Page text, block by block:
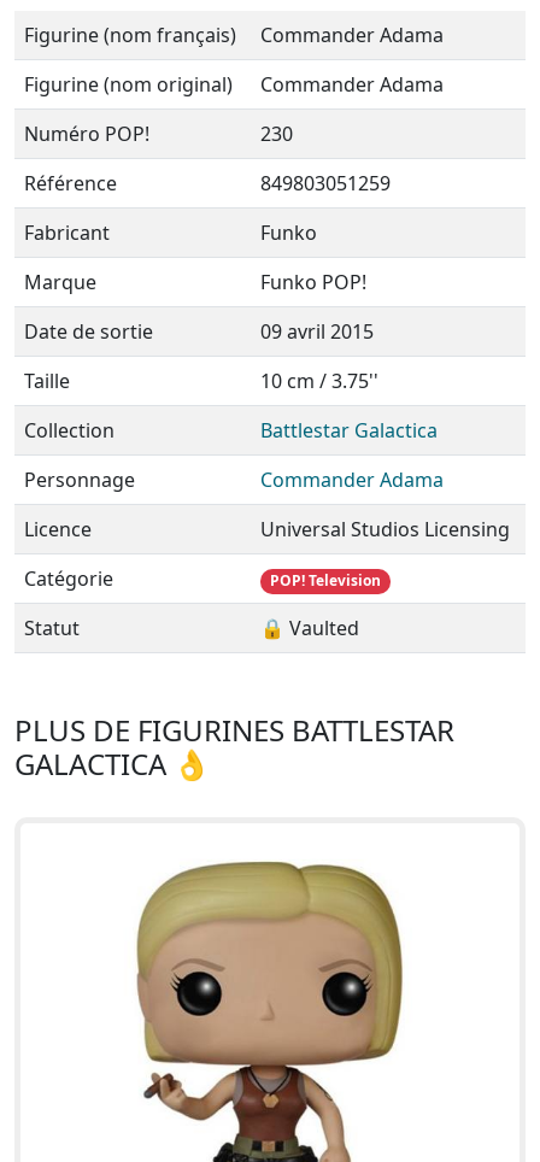
Figurine (nom français)
Commander Adama
Figurine (nom original)
Commander Adama
Numéro POP!
230
Référence
849803051259
Fabricant
Funko
Marque
Funko POP!
Date de sortie
09 avril 2015
Taille
10 cm / 3.75''
Collection
Battlestar Galactica
Personnage
Commander Adama
Licence
Universal Studios Licensing
Catégorie
POP! Television
Statut 🔒 Vaulted
PLUS DE FIGURINES BATTLESTAR
GALACTICA 👌